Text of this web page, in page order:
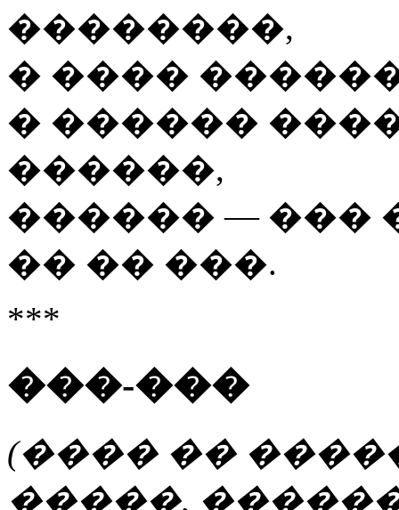
��������,
� ����
� ������
������,
������ — ���
�� �� ���.
***
���-���
(���� ��
�����,